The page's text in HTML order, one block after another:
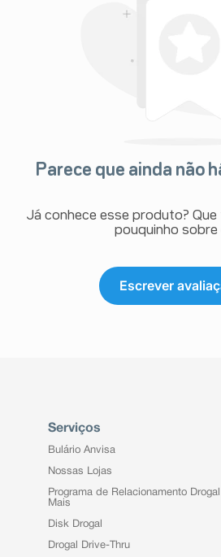
Parece que ainda não
Já conhece esse produto?
pouquinho sobre
Escrever
Serviços
Bulário Anvisa
Nossas Lojas
Programa de Relacionamento Drogal
Mais
Disk Drogal
Drogal Drive-Thru